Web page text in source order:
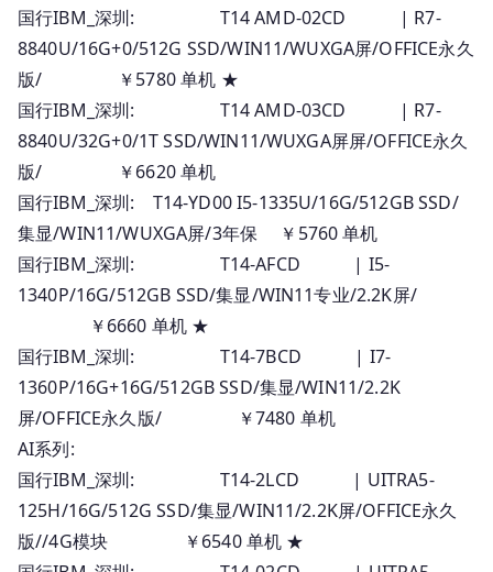
国行IBM_深圳: T14 AMD-02CD | R7-
8840U/16G+0/512G SSD/WIN11/WUXGA屏/OFFICE永久
版/ ￥5780 单机 ★
国行IBM_深圳: T14 AMD-03CD | R7-
8840U/32G+0/1T SSD/WIN11/WUXGA屏屏/OFFICE永久
版/ ￥6620 单机
国行IBM_深圳: T14-YD00 I5-1335U/16G/512GB SSD/
集显/WIN11/WUXGA屏/3年保 ￥5760 单机
国行IBM_深圳: T14-AFCD | I5-
1340P/16G/512GB SSD/集显/WIN11专业/2.2K屏/
￥6660 单机 ★
国行IBM_深圳: T14-7BCD | I7-
1360P/16G+16G/512GB SSD/集显/WIN11/2.2K
屏/OFFICE永久版/ ￥7480 单机
AI系列:
国行IBM_深圳: T14-2LCD | UITRA5-
125H/16G/512G SSD/集显/WIN11/2.2K屏/OFFICE永久
版//4G模块 ￥6540 单机 ★